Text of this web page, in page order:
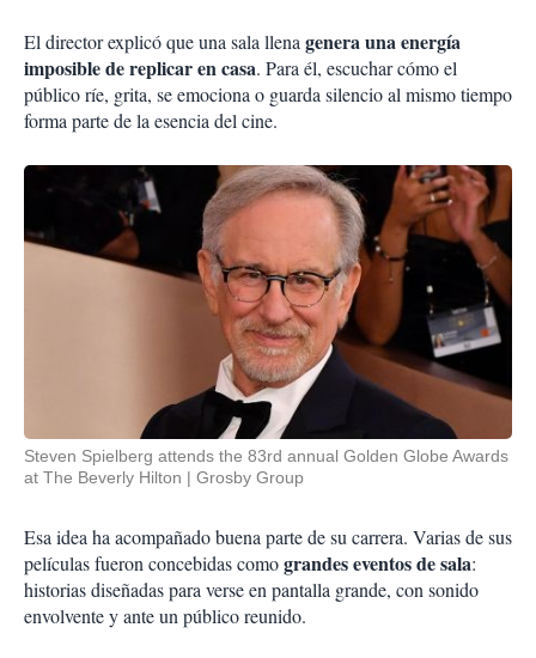
El director explicó que una sala llenagenera una energía
imposible de replicar en casa. Para él, escuchar cómo el
público ríe, grita, se emociona o guarda silencio al mismo tiempo
forma parte de la esencia del cine.
Steven Spielberg attends the 83rd annual Golden Globe Awards
at The Beverly Hilton
Grosby Group
Esa idea ha acompañado buena parte de su carrera. Varias de sus
películas fueron concebidas comograndes eventos de sala:
historias diseñadas para verse en pantalla grande, con sonido
envolvente y ante un público reunido.